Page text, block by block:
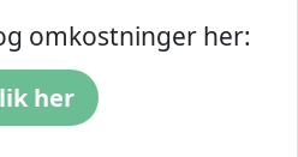
omkostninger her:
her